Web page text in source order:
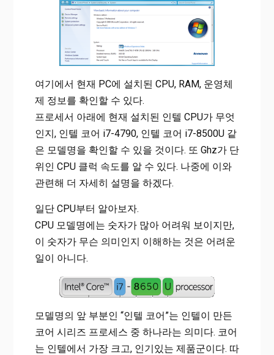
여기에서 현재 PC에 설치된 CPU, RAM, 운영체
제 정보를 확인할 수 있다.
프로세서 아래에 현재 설치된 인텔 CPU가 무엇
인지, 인텔 코어 i7-4790, 인텔 코어 i7-8500U 같
은 모델명을 확인할 수 있을 것이다. 또 Ghz가 단
위인 CPU 클럭 속도를 알 수 있다. 나중에 이와
관련해 더 자세히 설명을 하겠다.
일단 CPU부터 알아보자.
CPU 모델명에는 숫자가 많아 어려워 보이지만,
이 숫자가 무슨 의미인지 이해하는 것은 어려운
일이 아니다.
모델명의 앞 부분인 “인텔 코어”는 인텔이 만든
코어 시리즈 프로세스 중 하나라는 의미다. 코어
는 인텔에서 가장 크고, 인기있는 제품군이다. 따